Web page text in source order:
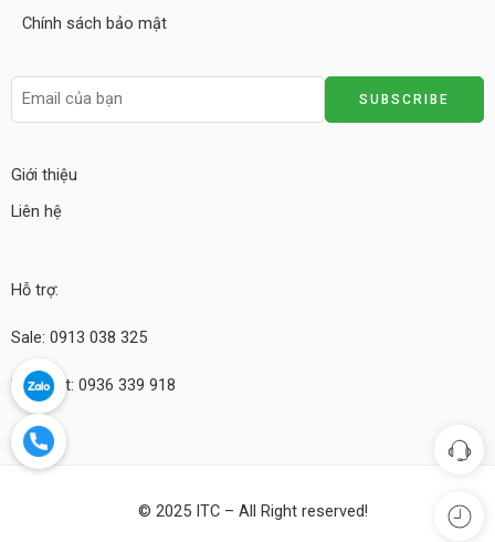
Chính sách bảo mật
Giới thiệu
Liên hệ
Hỗ trợ:
Sale: 0913 038 325
Kỹ thuật: 0936 339 918
© 2025 ITC – All Right reserved!